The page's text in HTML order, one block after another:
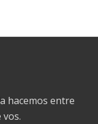
hacemos entre